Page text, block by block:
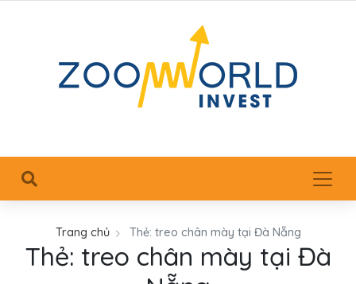
Trang chủ Thẻ: treo chân mày tại Đà Nẵng
Thẻ: treo chân mày tại Đà